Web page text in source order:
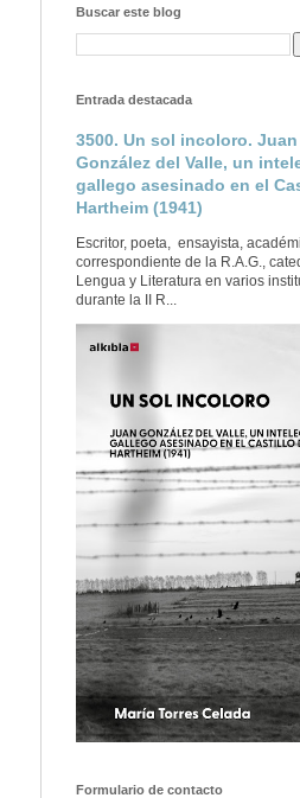
Buscar este blog
Entrada destacada
3500. Un sol incoloro. Juan
González del Valle, un
gallego asesinado en el
Hartheim (1941)
Escritor, poeta, ensayista,
correspondiente de la R.A.G.,
Lengua y Literatura en varios
durante la II R...
Formulario de contacto